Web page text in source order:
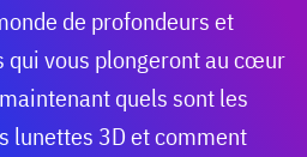
de profondeurs et
vous plongeront au cœur
quels sont les
lunettes 3D et comment